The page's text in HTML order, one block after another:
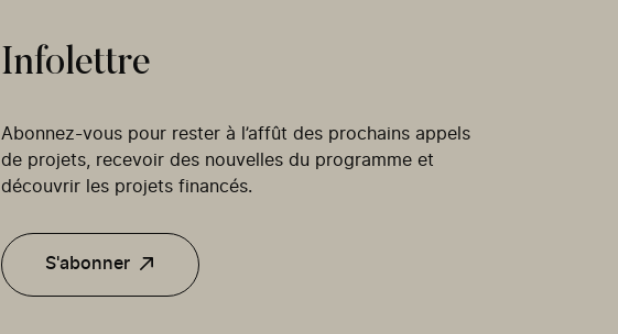
Infolettre
Abonnez-vous pour rester à l’affût des prochains appels
de projets, recevoir des nouvelles du programme et
découvrir les projets financés.
S'abonner